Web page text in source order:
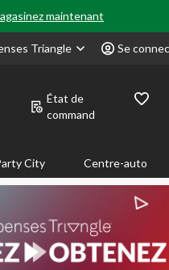
maintenant
Triangle Se
État de
command
City Centre-auto